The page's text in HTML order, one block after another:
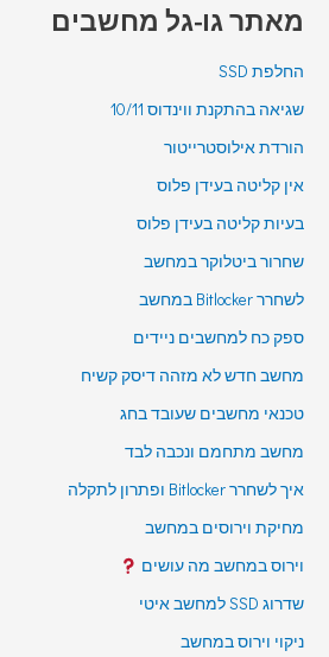
מאתר גו-גל מחשבים
החלפת SSD
שגיאה בהתקנת ווינדוס 10/11
הורדת אילוסטרייטור
אין קליטה בעידן פלוס
בעיות קליטה בעידן פלוס
שחרור ביטלוקר במחשב
לשחרר Bitlocker במחשב
ספק כח למחשבים ניידים
מחשב חדש לא מזהה דיסק קשיח
טכנאי מחשבים שעובד בחג
מחשב מתחמם ונכבה לבד
איך לשחרר Bitlocker ופתרון לתקלה
מחיקת וירוסים במחשב
וירוס במחשב מה עושים
שדרוג SSD למחשב איטי
ניקוי וירוס במחשב